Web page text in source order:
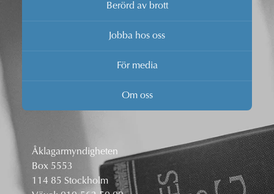
Berörd av brott
Jobba hos oss
För media
Om oss
Åklagarmyndigheten
Box 5553
114 85 Stockholm